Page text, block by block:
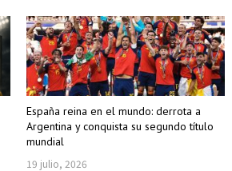
España reina en el mundo: derrota a
Argentina y conquista su segundo título
mundial
19 julio, 2026